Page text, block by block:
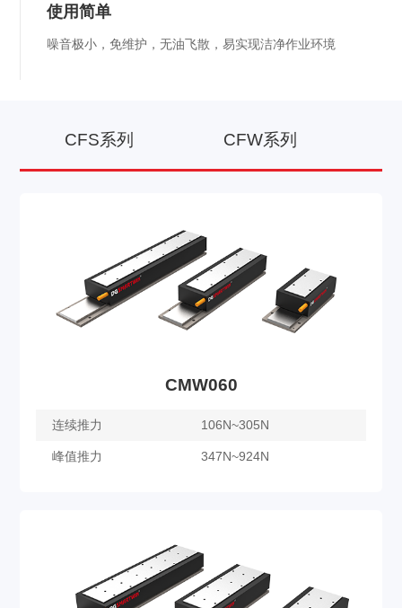
使用简单
噪音极小，免维护，无油飞散，易实现洁净作业环境
CFS系列 CFW系列
CMW060
连续推力 106N~305N
峰值推力 347N~924N
CMW060
了解更多